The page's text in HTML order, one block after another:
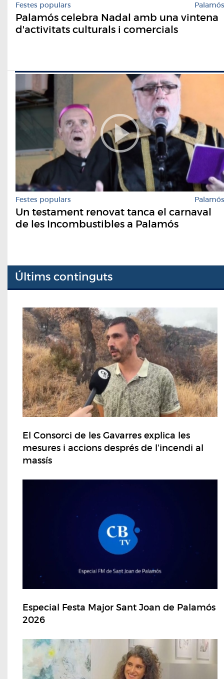
Festes populars Palamós
Palamós celebra Nadal amb una vintena
d'activitats culturals i comercials
Festes populars Palamós
Un testament renovat tanca el carnaval
de les Incombustibles a Palamós
Últims continguts
El Consorci de les Gavarres explica les
mesures i accions després de l'incendi al
massís
Especial Festa Major Sant Joan de Palamós
2026